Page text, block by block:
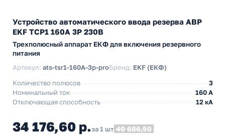
Устройство автоматического ввода резерва АВР
EKF ТСР1 160А 3Р 230В
Трехполюсный аппарат ЕКФ для включения резервного
питания
Артикул: ats-tsr1-160A-3p-proБренд: EKF (ЕКФ)
Количество полюсов
3
Номинальный ток
160 А
Отключающая способность
12 кА
34 176,60 р.за 1 шт 40 686,50